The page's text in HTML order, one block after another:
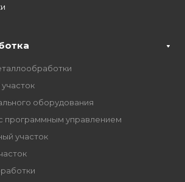
оборудования
программным управлением
участок